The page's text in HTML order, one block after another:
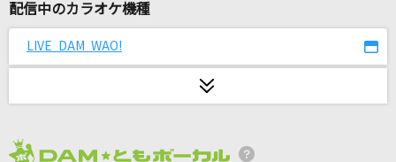
世界に一つだけの花
[生音]川の流れのように
配信中のカラオケ機種
LIVE DAM WAO!